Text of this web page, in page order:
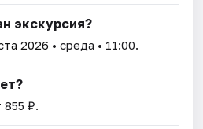
экскурсия?
2026 • среда • 11:00.
855 ₽.